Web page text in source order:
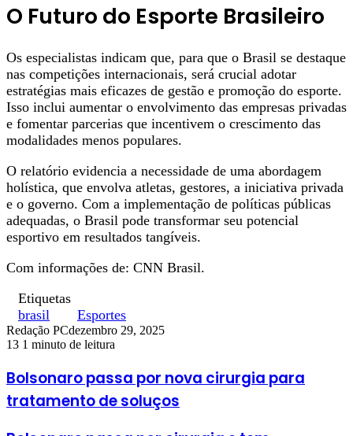
O Futuro do Esporte Brasileiro
Os especialistas indicam que, para que o Brasil se destaque
nas competições internacionais, será crucial adotar
estratégias mais eficazes de gestão e promoção do esporte.
Isso inclui aumentar o envolvimento das empresas privadas
e fomentar parcerias que incentivem o crescimento das
modalidades menos populares.
O relatório evidencia a necessidade de uma abordagem
holística, que envolva atletas, gestores, a iniciativa privada
e o governo. Com a implementação de políticas públicas
adequadas, o Brasil pode transformar seu potencial
esportivo em resultados tangíveis.
Com informações de: CNN Brasil.
Etiquetas
brasil
Esportes
Redação PCdezembro 29, 2025
13 1 minuto de leitura
Bolsonaro passa por nova cirurgia para
tratamento de soluços